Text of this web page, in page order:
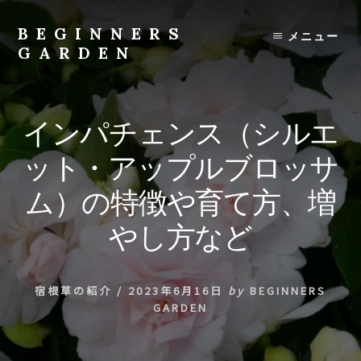
content
BEGINNERS
GARDEN
の
種
や
て
方
の
紹
行
い
メニュー
インパチェンス（シルエ
ット・アップルブロッサ
ム）の特徴や育て方、増
やし方など
宿根草の紹介 / 2023年6月16日 by BEGINNERS
GARDEN